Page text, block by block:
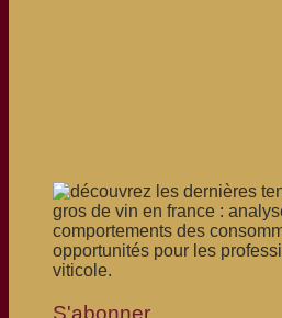
S'abonner